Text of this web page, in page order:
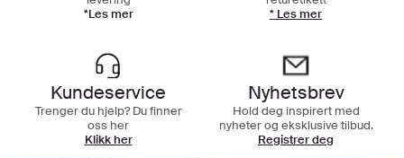
*Les mer
* Les mer
Kundeservice
Trenger du hjelp? Du finner
oss her
Klikk her
Nyhetsbrev
Hold deg inspirert med
nyheter og eksklusive tilbud.
Registrer deg